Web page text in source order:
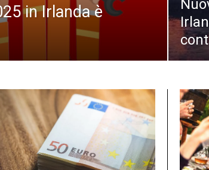
in Irlanda è